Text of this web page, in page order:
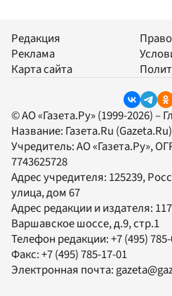
Редакция
Реклама
Карта сайта
© АО «Газета.Ру» (1999-2026) –
Название: Газета.Ru (Gazeta.Ru)
Учредитель:АО «Газета.Ру»,
7743625728
Адрес учредителя: 125239,
улица, дом 67
Адрес редакции и издателя:
Варшавское шоссе, д.9, стр.1
Телефон редакции:+7 (495)
Факс:+7 (495) 785-17-01
Электронная почта: